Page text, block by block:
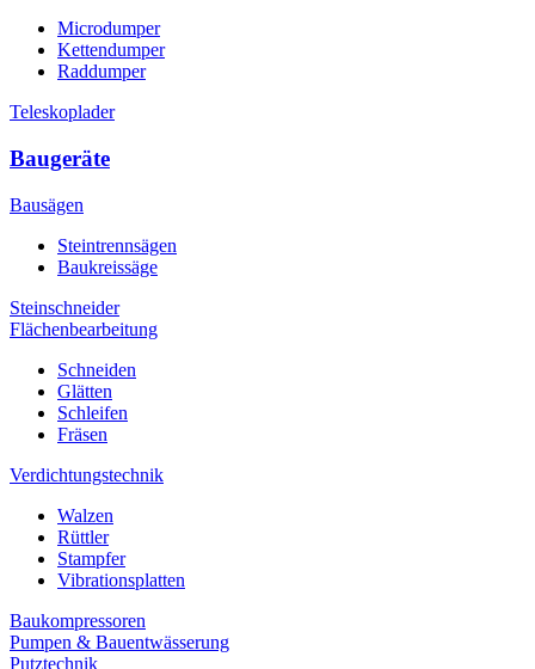
Microdumper
Kettendumper
Raddumper
Teleskoplader
Baugeräte
Bausägen
Steintrennsägen
Baukreissäge
Steinschneider
Flächenbearbeitung
Schneiden
Glätten
Schleifen
Fräsen
Verdichtungstechnik
Walzen
Rüttler
Stampfer
Vibrationsplatten
Baukompressoren
Pumpen & Bauentwässerung
Putztechnik